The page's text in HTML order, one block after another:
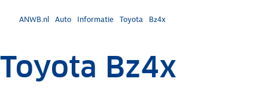
ANWB.nl Auto Informatie Toyota Bz4x
Toyota Bz4x